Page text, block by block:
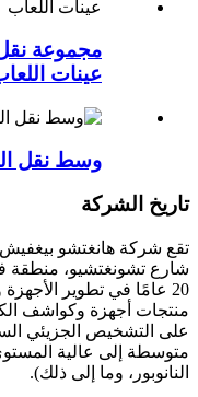
مجموعة
عينات
وسط نقل
تاريخ الشركة
شارع تشونغتشيو، منطقة
20 عامًا في تطوير
منتجات أجهزة وكواشف
على التشخيص الجزيئي
متوسطة إلى عالية
النانوبور، وما إلى ذلك).